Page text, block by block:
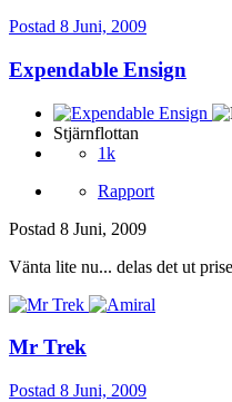
Postad 8 Juni, 2009
Expendable Ensign
Stjärnflottan
1k
Rapport
Postad 8 Juni, 2009
Vänta lite nu... delas det ut
Mr Trek
Postad 8 Juni, 2009